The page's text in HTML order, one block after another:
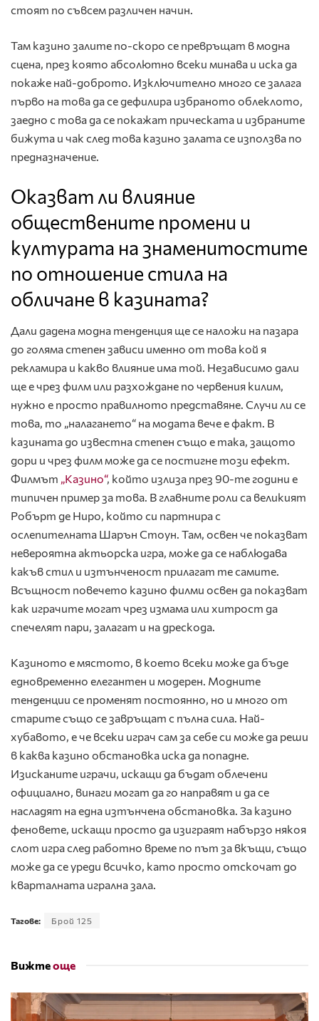
стоят по съвсем различен начин.
Там казино залите по-скоро се превръщат в модна
сцена, през която абсолютно всеки минава и иска да
покаже най-доброто. Изключително много се залага
първо на това да се дефилира избраното облеклото,
заедно с това да се покажат прическата и избраните
бижута и чак след това казино залата се използва по
предназначение.
Оказват ли влияние
обществените промени и
културата на знаменитостите
по отношение стила на
обличане в казината?
Дали дадена модна тенденция ще се наложи на пазара
до голяма степен зависи именно от това кой я
рекламира и какво влияние има той. Независимо дали
ще е чрез филм или разхождане по червения килим,
нужно е просто правилното представяне. Случи ли се
това, то „налагането“ на модата вече е факт. В
казината до известна степен също е така, защото
дори и чрез филм може да се постигне този ефект.
Филмът „Казино“, който излиза през 90-те години е
типичен пример за това. В главните роли са великият
Робърт де Ниро, който си партнира с
ослепителната Шарън Стоун. Там, освен че показват
невероятна актьорска игра, може да се наблюдава
какъв стил и изтънченост прилагат те самите.
Всъщност повечето казино филми освен да показват
как играчите могат чрез измама или хитрост да
спечелят пари, залагат и на дрескода.
Казиното е мястото, в което всеки може да бъде
едновременно елегантен и модерен. Модните
тенденции се променят постоянно, но и много от
старите също се завръщат с пълна сила. Най-
хубавото, е че всеки играч сам за себе си може да реши
в каква казино обстановка иска да попадне.
Изисканите играчи, искащи да бъдат облечени
официално, винаги могат да го направят и да се
насладят на една изтънчена обстановка. За казино
феновете, искащи просто да изиграят набързо някоя
слот игра след работно време по път за вкъщи, също
може да се уреди всичко, като просто отскочат до
кварталната игрална зала.
Тагове: Брой 125
Вижтеоще